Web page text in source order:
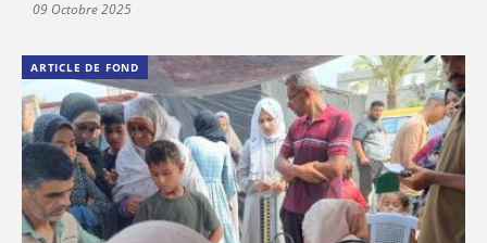
09 Octobre 2025
ARTICLE DE FOND